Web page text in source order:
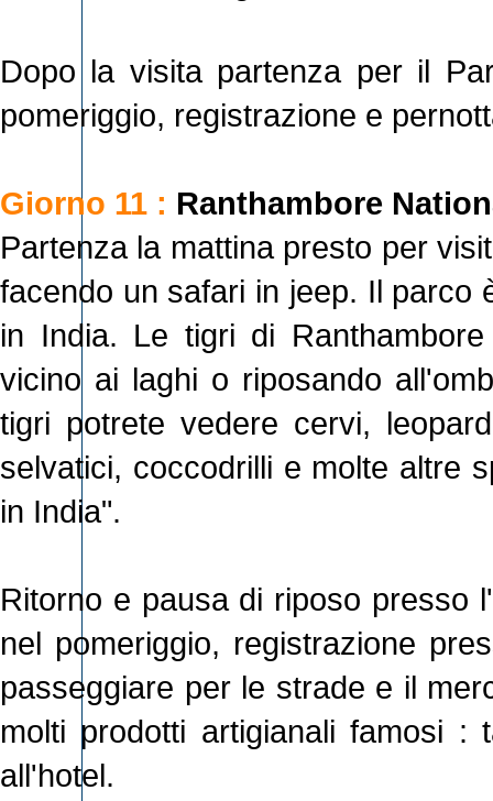
Dopo la visita partenza per il
pomeriggio, registrazione e
Giorno 11 : Ranthambore
Partenza la mattina presto per
facendo un safari in jeep. Il parco
in India. Le tigri di
vicino ai laghi o riposando
tigri potrete vedere cervi,
selvatici, coccodrilli e molte altre
in India".
Ritorno e pausa di riposo presso
nel pomeriggio, registrazione
passeggiare per le strade e il
molti prodotti artigianali famosi :
all'hotel.